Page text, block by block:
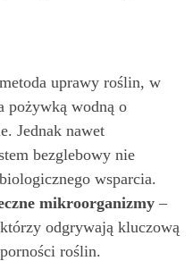
uprawy roślin, w
pożywką wodną o
Jednak nawet
bezglebowy nie
wsparcia.
mikroorganizmy –
odgrywają kluczową
roślin.